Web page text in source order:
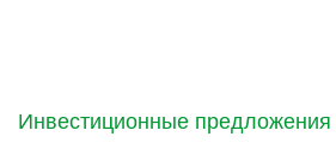
Инвестиционные предложения